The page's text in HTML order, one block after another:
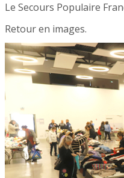
Le Secours Populaire
Retour en images.